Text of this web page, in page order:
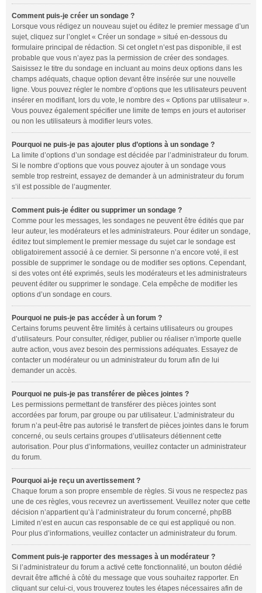
Comment puis-je créer un sondage ?
Lorsque vous rédigez un nouveau sujet ou éditez le premier message d’un
sujet, cliquez sur l’onglet « Créer un sondage » situé en-dessous du
formulaire principal de rédaction. Si cet onglet n’est pas disponible, il est
probable que vous n’ayez pas la permission de créer des sondages.
Saisissez le titre du sondage en incluant au moins deux options dans les
champs adéquats, chaque option devant être insérée sur une nouvelle
ligne. Vous pouvez régler le nombre d’options que les utilisateurs peuvent
insérer en modifiant, lors du vote, le nombre des « Options par utilisateur ».
Vous pouvez également spécifier une limite de temps en jours et autoriser
ou non les utilisateurs à modifier leurs votes.
Pourquoi ne puis-je pas ajouter plus d’options à un sondage ?
La limite d’options d’un sondage est décidée par l’administrateur du forum.
Si le nombre d’options que vous pouvez ajouter à un sondage vous
semble trop restreint, essayez de demander à un administrateur du forum
s’il est possible de l’augmenter.
Comment puis-je éditer ou supprimer un sondage ?
Comme pour les messages, les sondages ne peuvent être édités que par
leur auteur, les modérateurs et les administrateurs. Pour éditer un sondage,
éditez tout simplement le premier message du sujet car le sondage est
obligatoirement associé à ce dernier. Si personne n’a encore voté, il est
possible de supprimer le sondage ou de modifier ses options. Cependant,
si des votes ont été exprimés, seuls les modérateurs et les administrateurs
peuvent éditer ou supprimer le sondage. Cela empêche de modifier les
options d’un sondage en cours.
Pourquoi ne puis-je pas accéder à un forum ?
Certains forums peuvent être limités à certains utilisateurs ou groupes
d’utilisateurs. Pour consulter, rédiger, publier ou réaliser n’importe quelle
autre action, vous avez besoin des permissions adéquates. Essayez de
contacter un modérateur ou un administrateur du forum afin de lui
demander un accès.
Pourquoi ne puis-je pas transférer de pièces jointes ?
Les permissions permettant de transférer des pièces jointes sont
accordées par forum, par groupe ou par utilisateur. L’administrateur du
forum n’a peut-être pas autorisé le transfert de pièces jointes dans le forum
concerné, ou seuls certains groupes d’utilisateurs détiennent cette
autorisation. Pour plus d’informations, veuillez contacter un administrateur
du forum.
Pourquoi ai-je reçu un avertissement ?
Chaque forum a son propre ensemble de règles. Si vous ne respectez pas
une de ces règles, vous recevrez un avertissement. Veuillez noter que cette
décision n’appartient qu’à l’administrateur du forum concerné, phpBB
Limited n’est en aucun cas responsable de ce qui est appliqué ou non.
Pour plus d’informations, veuillez contacter un administrateur du forum.
Comment puis-je rapporter des messages à un modérateur ?
Si l’administrateur du forum a activé cette fonctionnalité, un bouton dédié
devrait être affiché à côté du message que vous souhaitez rapporter. En
cliquant sur celui-ci, vous trouverez toutes les étapes nécessaires afin de